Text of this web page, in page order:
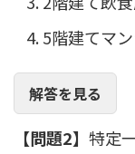
5階建てマ
解答を見る
【問題2】 特定